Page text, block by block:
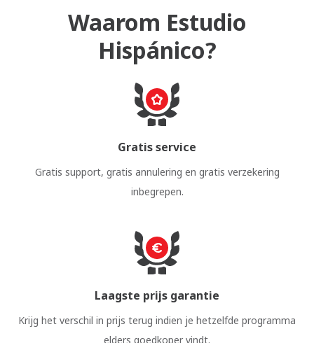
Waarom Estudio
Hispánico?
Gratis service
Gratis support, gratis annulering en gratis verzekering
inbegrepen.
Laagste prijs garantie
Krijg het verschil in prijs terug indien je hetzelfde programma
elders goedkoper vindt.